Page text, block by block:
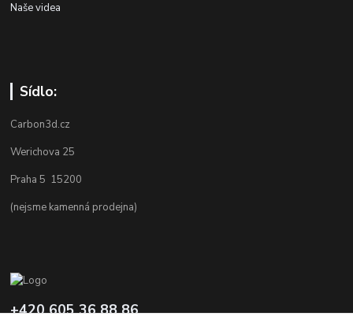
Naše videa
Sídlo:
Carbon3d.cz
Werichova 25
Praha 5 15200
(nejsme kamenná prodejna)
+420 605 36 88 86